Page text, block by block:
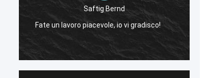
Saftig Bernd
Fate un lavoro piacevole, io vi gradisco!